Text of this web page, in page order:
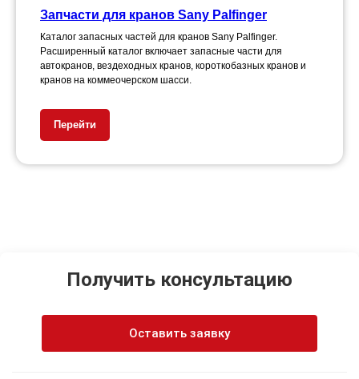
Запчасти для кранов Sany Palfinger
Каталог запасных частей для кранов Sany Palfinger.
Расширенный каталог включает запасные части для
автокранов, вездеходных кранов, короткобазных кранов и
кранов на коммеочерском шасси.
Перейти
Получить консультацию
Оставить заявку